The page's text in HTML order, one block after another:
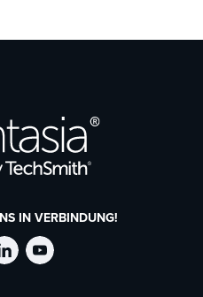
IN VERBINDUNG!
TechSmith
TechSmith